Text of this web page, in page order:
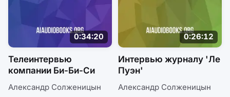
0:34:20
Телеинтервью
компании Би-Би-Си
Александр Солженицын
0:26:12
Интервью журналу 'Ле
Пуэн'
Александр Солженицын